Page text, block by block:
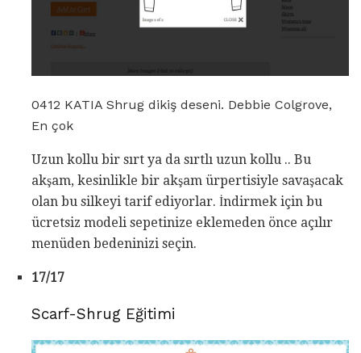
0412 KATIA Shrug dikiş deseni. Debbie Colgrove,
En çok
Uzun kollu bir sırt ya da sırtlı uzun kollu .. Bu
akşam, kesinlikle bir akşam ürpertisiyle savaşacak
olan bu silkeyi tarif ediyorlar. İndirmek için bu
ücretsiz modeli sepetinize eklemeden önce açılır
menüden bedeninizi seçin.
17/17
Scarf-Shrug Eğitimi